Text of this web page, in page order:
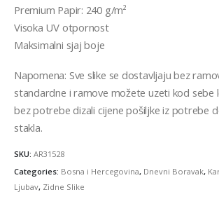
Premium Papir: 240 g/m²
Visoka UV otpornost
Maksimalni sjaj boje
Napomena: Sve slike se dostavljaju bez
standardne i ramove možete uzeti kod sebe
bez potrebe dizali cijene pošiljke iz potrebe
stakla.
SKU: AR31528
Categories: Bosna i Hercegovina, Dnevni Boravak,
Ljubav, Zidne Slike